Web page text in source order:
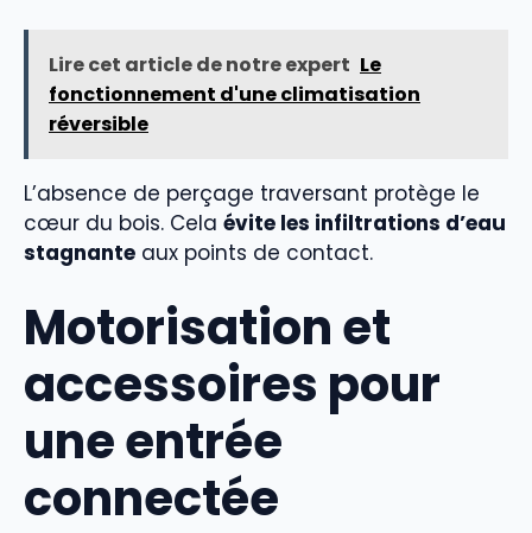
Lire cet article de notre expert Le
fonctionnement d'une climatisation
réversible
L’absence de perçage traversant protège le
cœur du bois. Cela évite les infiltrations d’eau
stagnante aux points de contact.
Motorisation et
accessoires pour
une entrée
connectée